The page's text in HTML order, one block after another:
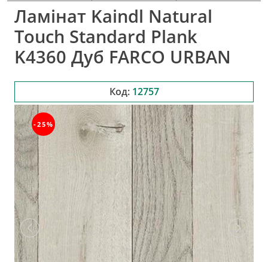
Ламінат Kaindl Natural
Touch Standard Plank
K4360 Дуб FARCO URBAN
Код: 12757
-25%